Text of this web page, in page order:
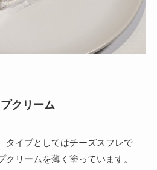
クリーム
タイプとしてはチーズスフレで
リームを薄く塗っています。